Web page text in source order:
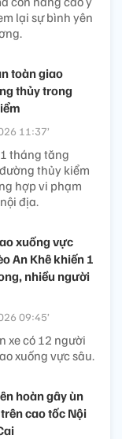
lại sự bình yên
toàn giao
thủy trong
11:37’
tháng tăng
thủy kiểm
hợp vi phạm
địa.
xuống vực
An Khê khiến 1
nhiều người
09:45’
xe có 12 người
xuống vực sâu.
hoàn gây ùn
cao tốc Nội